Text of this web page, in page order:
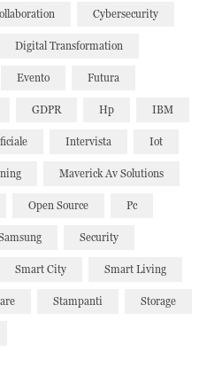
Cybersecurity
Digital Transformation
Evento Futura
GDPR Hp IBM
Intervista Iot
Maverick Av Solutions
Open Source Pc
Security
Smart City Smart Living
Stampanti Storage